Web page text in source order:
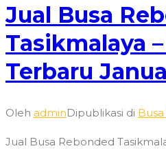
Jual Busa
Tasikmalaya
Terbaru
Oleh adminDipublikasi di
Jual Busa Rebonded